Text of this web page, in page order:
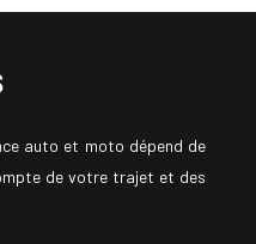
auto et moto dépend de
de votre trajet et des